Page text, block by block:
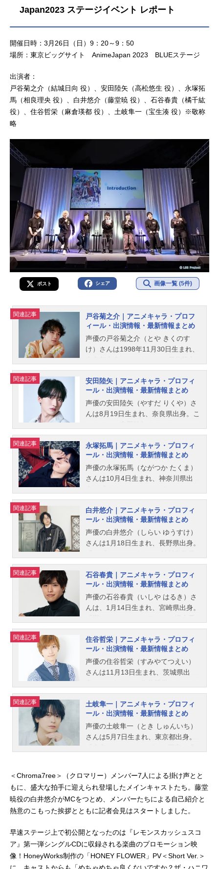
Japan2023 ステージイベント レポート
開催日時：3月26日（日）9：20～9：50
場所：東京ビッグサイト AnimeJapan 2023 BLUEステージ
出演者：
戸谷菊之介（結城日向 役）、安田陸矢（高松悠生 役）、永塚拓
馬（相良理央 役）、白井悠介（藤堂暁 役）、石谷春貴（橘千紘
役）、住谷哲栄（麻倉瑛都 役）、土岐隼一（宝生湊 役）※敬称
略
ポスト シェア 画像一覧 (5件)
関連記事
戸谷菊之介｜アニメキャラ・プロフ
ィール・出演情報・最新情報まとめ
声優の戸谷菊之介（とや きくのす
け）さんは1998年11月30日生まれ、
介さんのオススメ記事をご紹介！
関連記事
安田陸矢｜アニメキャラ・プロフィ
ール・出演情報・最新情報まとめ
声優の安田陸矢（やすだ りくや）さ
んは8月19日生まれ、奈良県出身。こ
記事をご紹介！
関連記事
永塚拓馬｜アニメキャラ・プロフィ
ール・出演情報・最新情報まとめ
声優の永塚拓馬（ながつか たくま）
さんは10月4日生まれ、神奈川県出
冬美旬役をはじめ、『KING OF PRIS
M』の西園寺レオ役など、人気作品
のキャラクターを演じています。こ
ちらでは、永塚拓馬さんのオススメ
記事をご紹介！
関連記事
白井悠介｜アニメキャラ・プロフィ
ール・出演情報・最新情報まとめ
声優の白井悠介（しらい ゆうすけ）
さんは1月18日生まれ、長野県出身。
をはじめ、『アイドリッシュセブ
ン』の二階堂大和役など、人気作品
のキャラクターを多く演じていま
す。こちらでは、白井悠介さんのオ
ススメ記事をご紹介！
関連記事
石谷春貴｜アニメキャラ・プロフィ
ール・出演情報・最新情報まとめ
声優の石谷春貴（いしや はるき）さ
んは、1月14日生まれ、宮崎県出身。
一役をはじめ、『ヒプノシスマイ
ク』の山田二郎役など、人気作品の
キャラクターを演じています。こち
らでは、石谷春貴さんのオススメ記
事をご紹介！
関連記事
住谷哲栄｜アニメキャラ・プロフィ
ール・出演情報・最新情報まとめ
声優の住谷哲栄（すみやてつえい）
さんは11月13日生まれ、茨城県出
ススメ記事をご紹介！
関連記事
土岐隼一｜アニメキャラ・プロフィ
ール・出演情報・最新情報まとめ
声優の土岐隼一（とき しゅんいち）
さんは5月7日生まれ、東京都出身。
の神代類役など、人気作品のキャラ
クターを多く演じています。こちら
では、土岐隼一さんのオススメ記事
をご紹介！
＜Chroma7ree＞（クロマリー）メンバー7人による掛け声とと
もに、盛大な拍手に迎えられ登場したメインキャストたち。藤堂
暁役の白井悠介がMCをつとめ、メンバーたちによる自己紹介と
熱意のこもった挨拶とともに記者会見はスタートしました。
早速ステージ上で初公開となったのは『レモンスカッシュスコ
ア』第一弾シングルCDに収録される楽曲のプロモーション映
像！HoneyWorks制作の「HONEY FLOWER」PV＜Short Ver.＞